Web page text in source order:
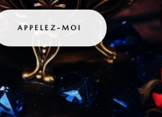
APPELEZ-MOI